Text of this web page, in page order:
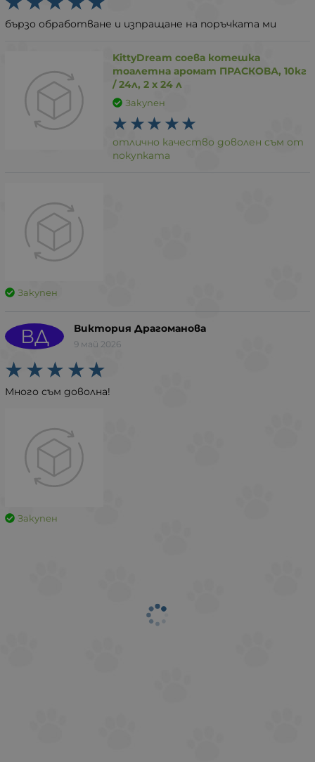
бързо обработване и изпращане на поръчката ми
KittyDream соева котешка
тоалетна аромат ПРАСКОВА, 10кг
/ 24л, 2 х 24 л
Закупен
отлично качество доволен съм от
покупката
Закупен
ВД Виктория Драгоманова
9 май 2026
Много съм доволна!
Закупен